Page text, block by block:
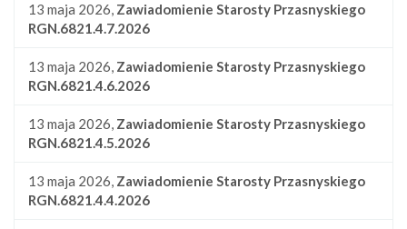
13 maja 2026, Zawiadomienie Starosty Przasnyskiego
RGN.6821.4.7.2026
13 maja 2026, Zawiadomienie Starosty Przasnyskiego
RGN.6821.4.6.2026
13 maja 2026, Zawiadomienie Starosty Przasnyskiego
RGN.6821.4.5.2026
13 maja 2026, Zawiadomienie Starosty Przasnyskiego
RGN.6821.4.4.2026